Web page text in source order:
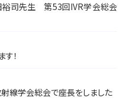
裕司先生 第53回IVR学会総会
！
学会総会で座長をしました